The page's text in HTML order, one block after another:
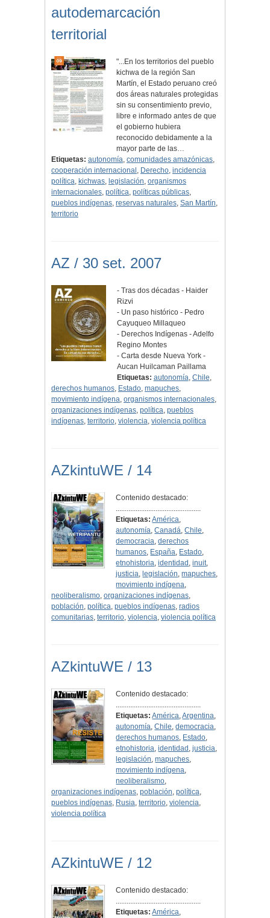
autodemarcación
territorial
"...En los territorios del pueblo
kichwa de la región San
Martín, el Estado peruano creó
dos áreas naturales protegidas
sin su consentimiento previo,
libre e informado antes de que
el gobierno hubiera
reconocido debidamente a la
mayor parte de las…
Etiquetas: autonomía, comunidades amazónicas,
cooperación internacional , Derecho, incidencia
política, kichwas, legislación, organismos
internacionales, política, políticas públicas,
pueblos indígenas, reservas naturales, San Martín,
territorio
AZ / 30 set. 2007
- Tras dos décadas - Haider
Rizvi
- Un paso histórico - Pedro
Cayuqueo Millaqueo
- Derechos Indígenas - Adelfo
Regino Montes
- Carta desde Nueva York -
Aucan Huilcaman Paillama
Etiquetas: autonomía, Chile,
derechos humanos, Estado, mapuches,
movimiento indígena, organismos internacionales,
organizaciones indígenas, política, pueblos
indígenas, territorio, violencia, violencia política
AZkintuWE / 14
Contenido destacado:
...............................................
Etiquetas: América,
autonomía,Canadá,Chile,
democracia,derechos
humanos, España, Estado,
etnohistoria,identidad ,inuit,
justicia, legislación,mapuches,
movimiento indígena,
neoliberalismo, organizaciones indígenas,
población, política, pueblos indígenas, radios
comunitarias, territorio, violencia, violencia política
AZkintuWE / 13
Contenido destacado:
...............................................
Etiquetas: América,Argentina,
autonomía,Chile,democracia,
derechos humanos, Estado,
etnohistoria,identidad ,justicia,
legislación,mapuches,
movimiento indígena,
neoliberalismo,
organizaciones indígenas, población, política,
pueblos indígenas, Rusia, territorio, violencia,
violencia política
AZkintuWE / 12
Contenido destacado:
...............................................
Etiquetas: América,